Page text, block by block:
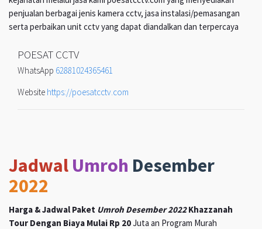
penjualan berbagai jenis kamera cctv, jasa instalasi/pemasangan
serta perbaikan unit cctv yang dapat diandalkan dan terpercaya
POESAT CCTV
WhatsApp 62881024365461
Website https://poesatcctv.com
Jadwal Umroh Desember
2022
Harga & Jadwal Paket Umroh Desember 2022Khazzanah
Tour Dengan Biaya Mulai Rp 20Juta an Program Murah